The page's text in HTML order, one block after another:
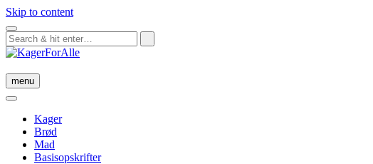
Skip to content
menu
Kager
Brød
Mad
Basisopskrifter